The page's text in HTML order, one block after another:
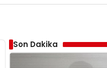
Son Dakika